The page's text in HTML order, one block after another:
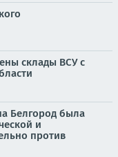
склады ВСУ с
Белгород была
и
против